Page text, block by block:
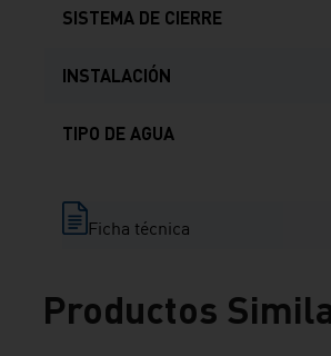
SISTEMA DE CIERRE
INSTALACIÓN
TIPO DE AGUA
Ficha técnica
Productos